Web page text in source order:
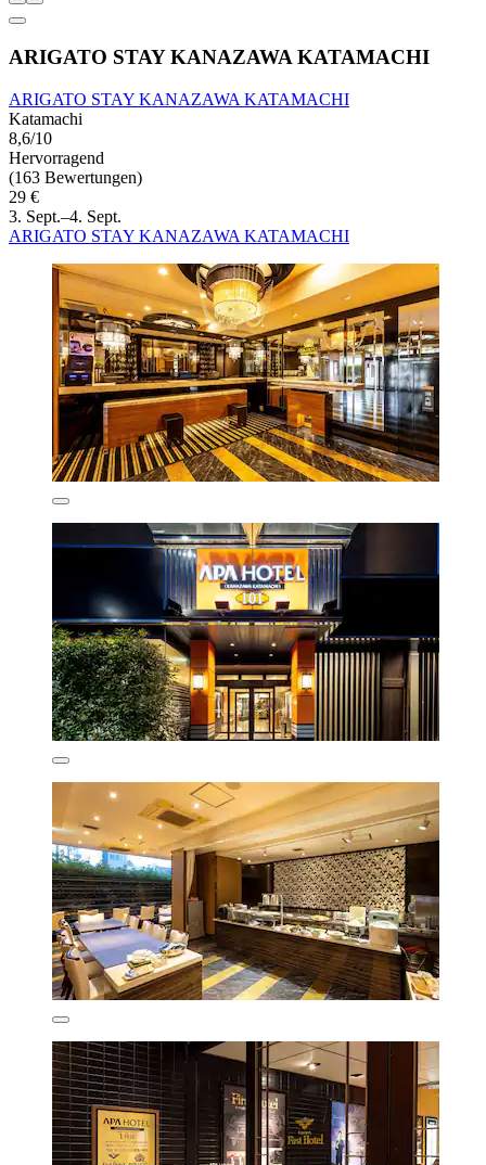
ARIGATO STAY KANAZAWA KATAMACHI
ARIGATO STAY KANAZAWA KATAMACHI
Katamachi
8,6/10
Hervorragend
(163 Bewertungen)
29 €
3. Sept.–4. Sept.
ARIGATO STAY KANAZAWA KATAMACHI